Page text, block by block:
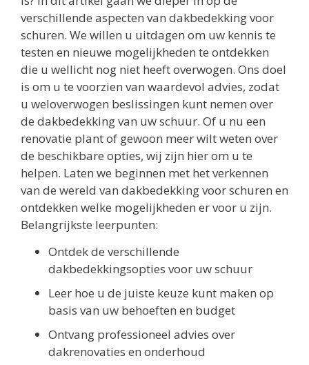
verschillende aspecten van dakbedekking voor
schuren. We willen u uitdagen om uw kennis te
testen en nieuwe mogelijkheden te ontdekken
die u wellicht nog niet heeft overwogen. Ons doel
is om u te voorzien van waardevol advies, zodat
u weloverwogen beslissingen kunt nemen over
de dakbedekking van uw schuur. Of u nu een
renovatie plant of gewoon meer wilt weten over
de beschikbare opties, wij zijn hier om u te
helpen. Laten we beginnen met het verkennen
van de wereld van dakbedekking voor schuren en
ontdekken welke mogelijkheden er voor u zijn.
Belangrijkste leerpunten:
Ontdek de verschillende
dakbedekkingsopties voor uw schuur
Leer hoe u de juiste keuze kunt maken op
basis van uw behoeften en budget
Ontvang professioneel advies over
dakrenovaties en onderhoud